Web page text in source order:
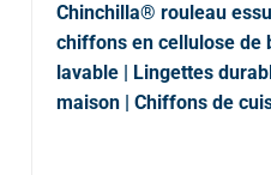
Chinchilla® rouleau
chiffons en cellulose de
lavable | Lingettes
maison | Chiffons de